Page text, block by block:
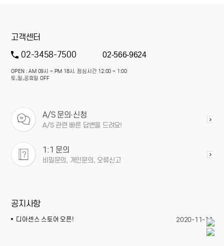
고객센터
02-3458-7500
02-566-9624
OPEN : AM 09시 ~ PM 18시. 점심시간 12:00 ~ 1:00
토,일,공휴일 OFF
A/S 문의·신청
A/S 관련 빠른 답변을 드려요!
1:1 문의
비밀문의, 개인문의, 오류신고
공지사항
디아센스 스토어 오픈! 2020-11-11